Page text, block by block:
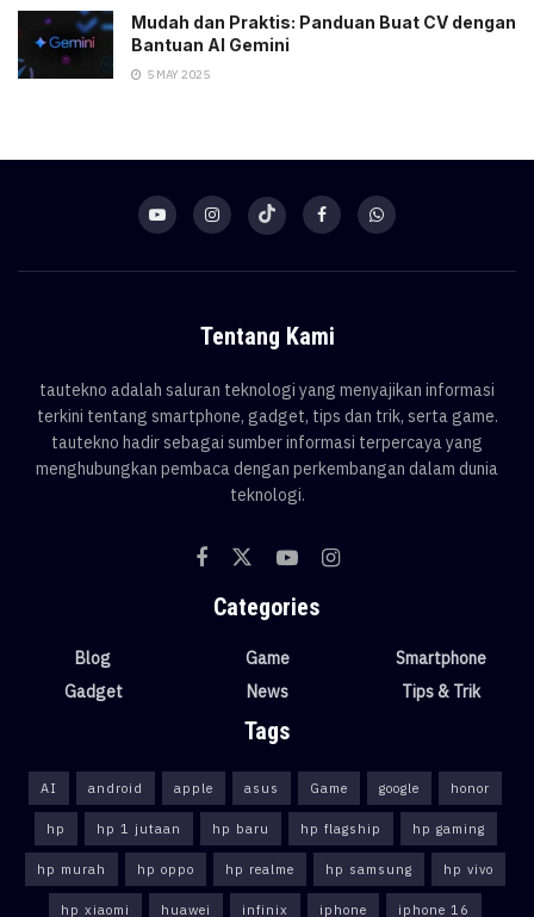
Mudah dan Praktis: Panduan Buat CV dengan
Bantuan AI Gemini
5 MAY 2025
Tentang Kami
tautekno adalah saluran teknologi yang menyajikan informasi
terkini tentang smartphone, gadget, tips dan trik, serta game.
tautekno hadir sebagai sumber informasi terpercaya yang
menghubungkan pembaca dengan perkembangan dalam dunia
teknologi.
Categories
Blog
Gadget
Game
News
Smartphone
Tips & Trik
Tags
AI android apple asus Game google honor
hp hp 1 jutaan hp baru hp flagship hp gaming
hp murah hp oppo hp realme hp samsung hp vivo
hp xiaomi huawei infinix iphone iphone 16